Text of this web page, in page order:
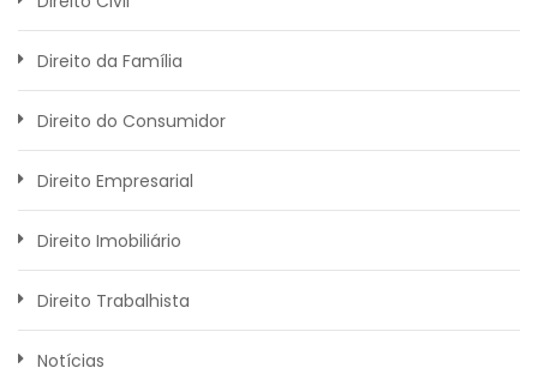
Direito da Família
Direito do Consumidor
Direito Empresarial
Direito Imobiliário
Direito Trabalhista
Notícias